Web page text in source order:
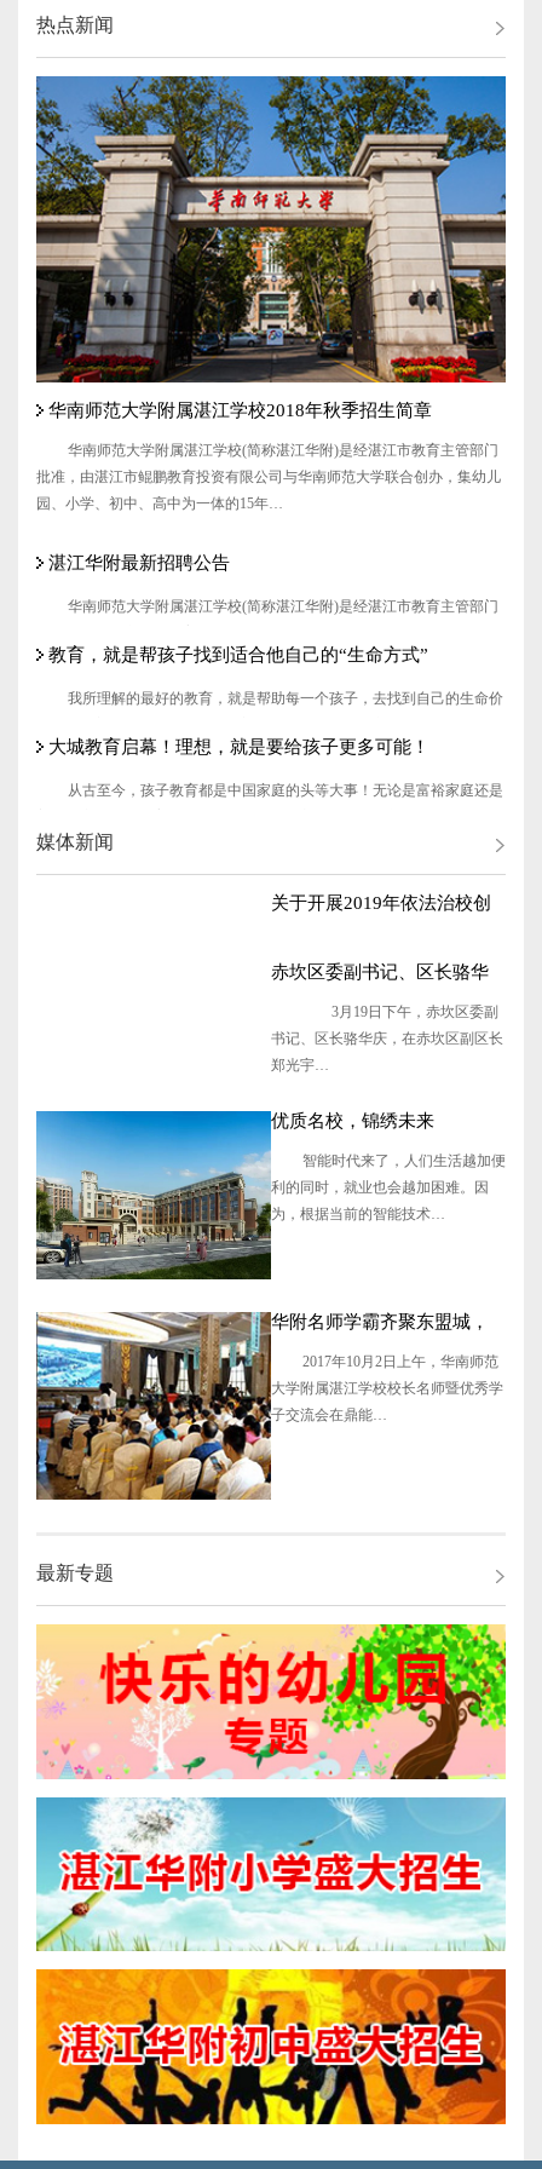
热点新闻
华南师范大学附属湛江学校2018年秋季招生简章
华南师范大学附属湛江学校(简称湛江华附)是经湛江市教育主管部门
批准，由湛江市鲲鹏教育投资有限公司与华南师范大学联合创办，集幼儿
园、小学、初中、高中为一体的15年…
湛江华附最新招聘公告
华南师范大学附属湛江学校(简称湛江华附)是经湛江市教育主管部门
园、小学、初中、高中为一体的15年…
教育，就是帮孩子找到适合他自己的“生命方式”
我所理解的最好的教育，就是帮助每一个孩子，去找到自己的生命价
命，每个人，只有他自己，才能对它负责…
大城教育启幕！理想，就是要给孩子更多可能！
从古至今，孩子教育都是中国家庭的头等大事！无论是富裕家庭还是
区学位紧张问题，以高度使命感履行建设…
媒体新闻
关于开展2019年依法治校创
赤坎区委副书记、区长骆华
3月19日下午，赤坎区委副
书记、区长骆华庆，在赤坎区副区长
郑光宇…
优质名校，锦绣未来
智能时代来了，人们生活越加便
利的同时，就业也会越加困难。因
为，根据当前的智能技术…
华附名师学霸齐聚东盟城，
2017年10月2日上午，华南师范
大学附属湛江学校校长名师暨优秀学
子交流会在鼎能…
最新专题